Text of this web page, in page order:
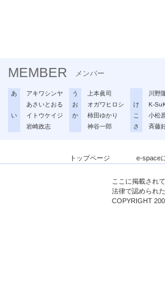
MEMBER メンバー
あ
アキワシンヤ
あさいとおる
い
イトウケイジ
岩崎政志
う
上本眞司
お
オガワヒロシ
か
柿田ゆかり
神谷一郎
川野
け
K-
こ
小松
さ
斉藤
トップページ e-space
ここに掲載され
法律で認められ
COPYRIGHT